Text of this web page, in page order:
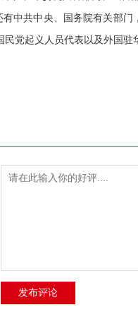
有中共中央、国务院有关部
民党起义人员代表以及外国驻